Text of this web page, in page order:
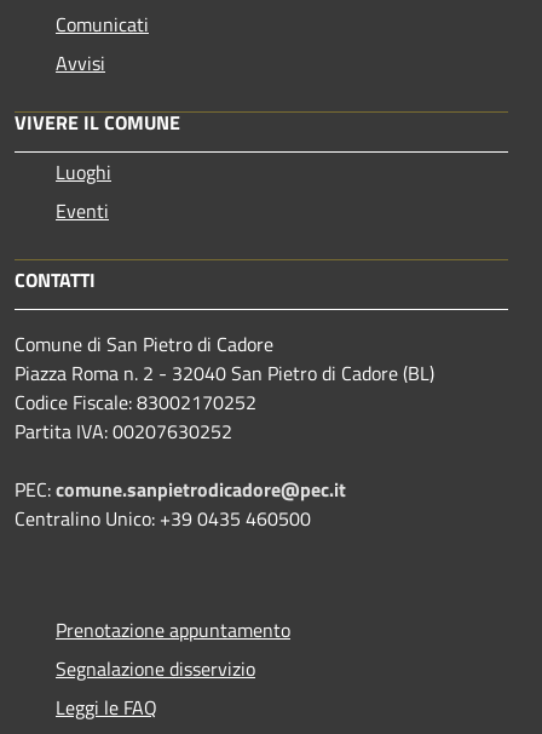
Comunicati
Avvisi
VIVERE IL COMUNE
Luoghi
Eventi
CONTATTI
Comune di San Pietro di Cadore
Piazza Roma n. 2 - 32040 San Pietro di Cadore (BL)
Codice Fiscale: 83002170252
Partita IVA: 00207630252
PEC:comune.sanpietrodicadore@pec.it
Centralino Unico: +39 0435 460500
Prenotazione appuntamento
Segnalazione disservizio
Leggi le FAQ